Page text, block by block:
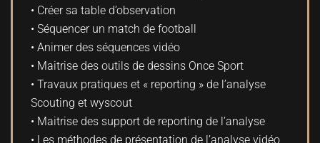
• Créer sa table d’observation
• Séquencer un match de football
• Animer des séquences vidéo
• Maitrise des outils de dessins Once Sport
• Travaux pratiques et « reporting » de l’analyse
Scouting et wyscout
• Maitrise des support de reporting de l’analyse
• Les méthodes de présentation de l’analyse vidéo